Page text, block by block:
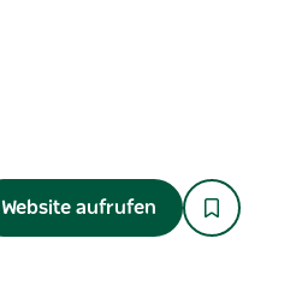
Website aufrufen